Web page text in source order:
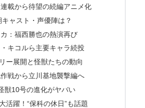
載から待望の続編アニメ化
ャスト・声優陣は？
：福西勝也の熱演再び
キコルら主要キャラ続投
ー展開と怪獣たちの動向
戦から立川基地襲撃編へ
獣10号の進化がヤバい
活躍！“保科の休日”も話題